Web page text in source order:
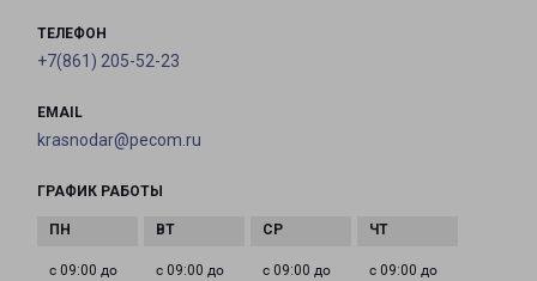
ТЕЛЕФОН
+7(861) 205-52-23
EMAIL
krasnodar@pecom.ru
ГРАФИК РАБОТЫ
с 09:00 до
с 09:00 до
с 09:00 до
с 09:00 до